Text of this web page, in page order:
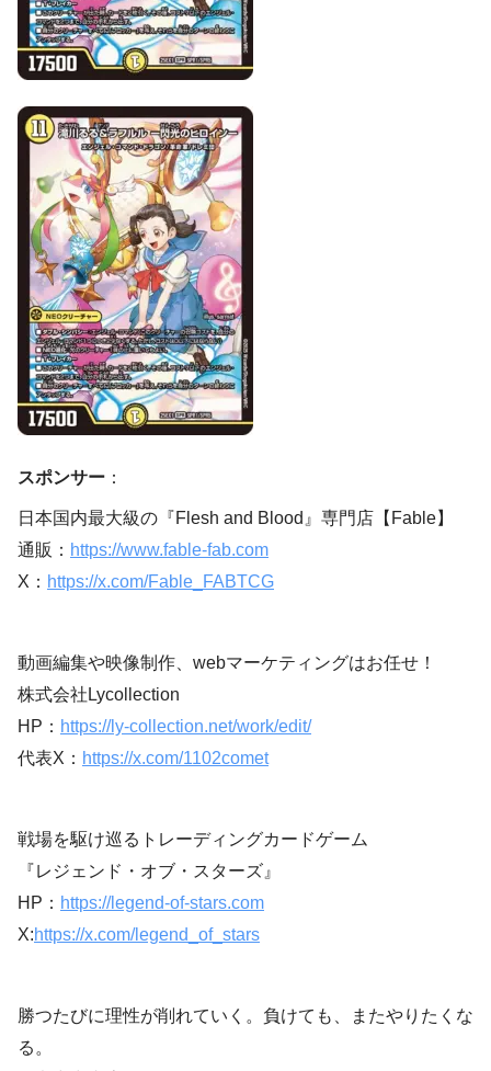
スポンサー ：
日本国内最大級の『Flesh and Blood』専門店【Fable】
通販： https://www.fable-fab.com
X： https://x.com/Fable_FABTCG
動画編集や映像制作、webマーケティングはお任せ！
株式会社Lycollection
HP： https://ly-collection.net/work/edit/
代表X： https://x.com/1102comet
戦場を駆け巡るトレーディングカードゲーム
『レジェンド・オブ・スターズ』
HP： https://legend-of-stars.com
X:https://x.com/legend_of_stars
勝つたびに理性が削れていく。負けても、またやりたくな
る。